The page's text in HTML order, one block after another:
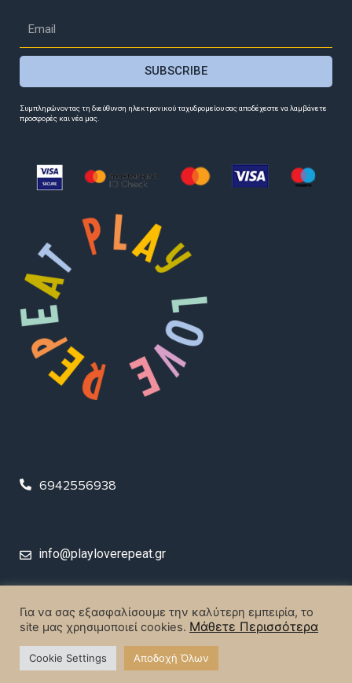
SUBSCRIBE
Συμπληρώνοντας τη διεύθυνση ηλεκτρονικού ταχυδρομείου σας αποδέχεστε να λαμβάνετε
προσφορές και νέα μας.
6942556938
info@playloverepeat.gr
© 2023 Play Love Repeat. All rights reserved.
Designed & Created byMrBrainiac Creative Studios.
Για να σας εξασφαλίσουμε την καλύτερη εμπειρία, το
site μας χρησιμοποιεί cookies. Μάθετε Περισσότερα
Cookie Settings Αποδοχή Όλων